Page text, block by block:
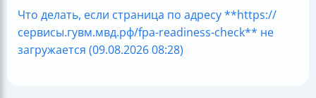
Что делать, если страница по адресу **https://
сервисы.гувм.мвд.рф/fpa-readiness-check** не
загружается (09.08.2026 08:28)